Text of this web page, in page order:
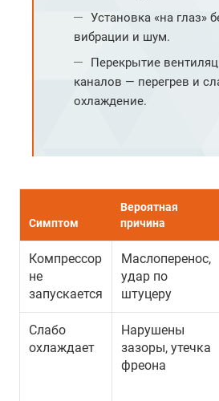
Установка «на глаз»
вибрации и шум.
Перекрытие
каналов — перегрев и
охлаждение.
Симптом
Вероятная
причина
Компрессор
не
запускается
Маслоперенос,
удар по
штуцеру
Слабо
охлаждает
Нарушены
зазоры, утечка
фреона